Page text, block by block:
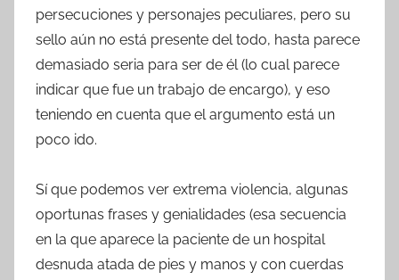
persecuciones y personajes peculiares, pero su
sello aún no está presente del todo, hasta parece
demasiado seria para ser de él (lo cual parece
indicar que fue un trabajo de encargo), y eso
teniendo en cuenta que el argumento está un
poco ido.
Sí que podemos ver extrema violencia, algunas
oportunas frases y genialidades (esa secuencia
en la que aparece la paciente de un hospital
desnuda atada de pies y manos y con cuerdas